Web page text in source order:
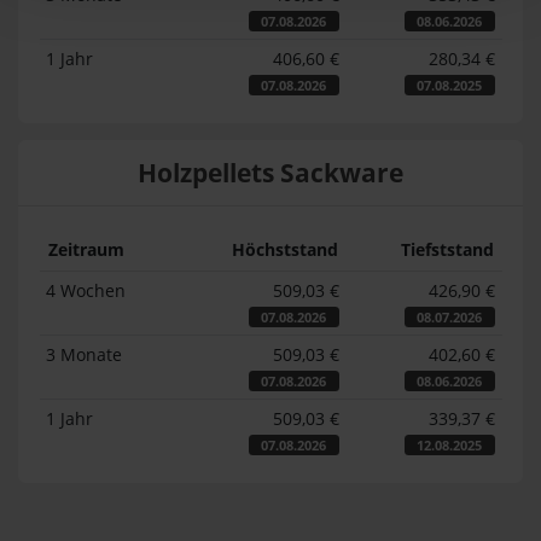
07.08.2026 08.06.2026
1 Jahr 406,60 €
07.08.2026
280,34 €
07.08.2025
Holzpellets Sackware
Zeitraum Höchststand
Tiefststand
4 Wochen
509,03 €
07.08.2026
426,90 €
08.07.2026
3 Monate 509,03 €
07.08.2026
402,60 €
08.06.2026
1 Jahr 509,03 €
07.08.2026
339,37 €
12.08.2025